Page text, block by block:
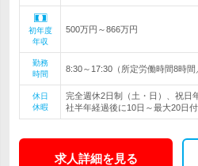
初年度
年収
500万円～866万円
勤務
時間
8:30～17:30（所定労働時間8時
休日
休暇
完全週休2日制（土・日）、祝日
社半年経過後に10日～最大20日
求人詳細を見る